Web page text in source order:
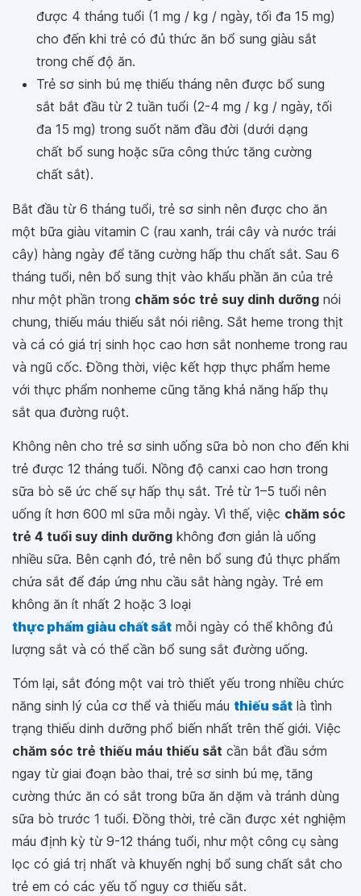
được 4 tháng tuổi (1 mg / kg / ngày, tối đa 15 mg)
cho đến khi trẻ có đủ thức ăn bổ sung giàu sắt
trong chế độ ăn.
Trẻ sơ sinh bú mẹ thiếu tháng nên được bổ sung
sắt bắt đầu từ 2 tuần tuổi (2-4 mg / kg / ngày, tối
đa 15 mg) trong suốt năm đầu đời (dưới dạng
chất bổ sung hoặc sữa công thức tăng cường
chất sắt).
Bắt đầu từ 6 tháng tuổi, trẻ sơ sinh nên được cho ăn
một bữa giàu vitamin C (rau xanh, trái cây và nước trái
cây) hàng ngày để tăng cường hấp thu chất sắt. Sau 6
tháng tuổi, nên bổ sung thịt vào khẩu phần ăn của trẻ
như một phần trong chăm sóc trẻ suy dinh dưỡng nói
chung, thiếu máu thiếu sắt nói riêng. Sắt heme trong thịt
và cá có giá trị sinh học cao hơn sắt nonheme trong rau
và ngũ cốc. Đồng thời, việc kết hợp thực phẩm heme
với thực phẩm nonheme cũng tăng khả năng hấp thụ
sắt qua đường ruột.
Không nên cho trẻ sơ sinh uống sữa bò non cho đến khi
trẻ được 12 tháng tuổi. Nồng độ canxi cao hơn trong
sữa bò sẽ ức chế sự hấp thụ sắt. Trẻ từ 1–5 tuổi nên
uống ít hơn 600 ml sữa mỗi ngày. Vì thế, việc chăm sóc
trẻ 4 tuổi suy dinh dưỡng không đơn giản là uống
nhiều sữa. Bên cạnh đó, trẻ nên bổ sung đủ thực phẩm
chứa sắt để đáp ứng nhu cầu sắt hàng ngày. Trẻ em
không ăn ít nhất 2 hoặc 3 loại
thực phẩm giàu chất sắt mỗi ngày có thể không đủ
lượng sắt và có thể cần bổ sung sắt đường uống.
Tóm lại, sắt đóng một vai trò thiết yếu trong nhiều chức
năng sinh lý của cơ thể và thiếu máu thiếu sắt là tình
trạng thiếu dinh dưỡng phổ biến nhất trên thế giới. Việc
chăm sóc trẻ thiếu máu thiếu sắt cần bắt đầu sớm
ngay từ giai đoạn bào thai, trẻ sơ sinh bú mẹ, tăng
cường thức ăn có sắt trong bữa ăn dặm và tránh dùng
sữa bò trước 1 tuổi. Đồng thời, trẻ cần được xét nghiệm
máu định kỳ từ 9-12 tháng tuổi, như một công cụ sàng
lọc có giá trị nhất và khuyến nghị bổ sung chất sắt cho
trẻ em có các yếu tố nguy cơ thiếu sắt.